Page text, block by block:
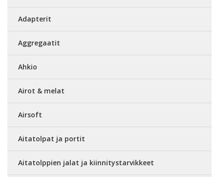
Adapterit
Aggregaatit
Ahkio
Airot & melat
Airsoft
Aitatolpat ja portit
Aitatolppien jalat ja kiinnitystarvikkeet